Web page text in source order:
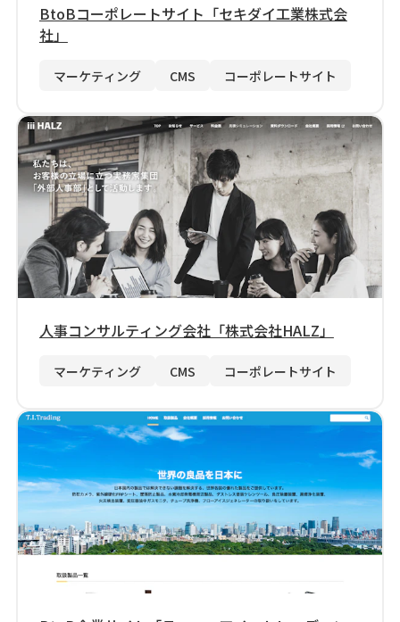
BtoBコーポレートサイト「セキダイ工業株式会
社」
マーケティング CMS コーポレートサイト
人事コンサルティング会社「株式会社HALZ」
マーケティング CMS コーポレートサイト